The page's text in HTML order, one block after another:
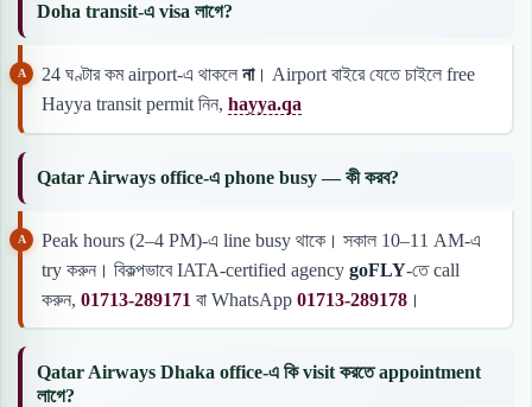
Doha transit-এ visa লাগে?
24 ঘণ্টার কম airport-এ থাকলে না। Airport বাইরে যেতে চাইলে free
Hayya transit permit নিন, hayya.qa
Qatar Airways office-এ phone busy — কী করব?
Peak hours (2–4 PM)-এ line busy থাকে। সকাল 10–11 AM-এ
try করুন। বিকল্পভাবে IATA-certified agency goFLY-তে call
করুন, 01713-289171 বা WhatsApp 01713-289178 ।
Qatar Airways Dhaka office-এ কি visit করতে appointment
লাগে?